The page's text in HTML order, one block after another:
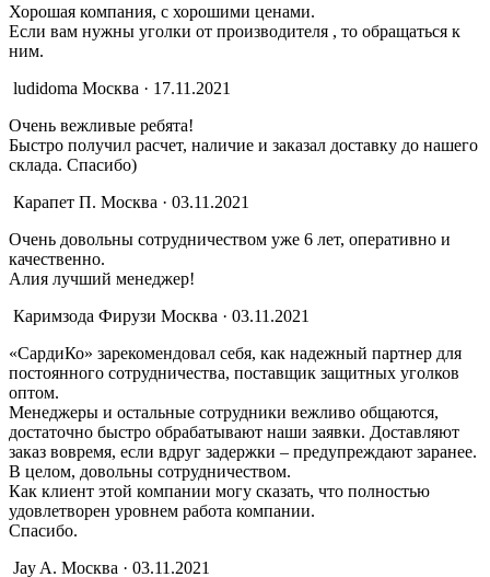
Хорошая компания, с хорошими ценами.
Если вам нужны уголки от производителя , то обращаться к
ним.
ludidoma Москва · 17.11.2021
Очень вежливые ребята!
Быстро получил расчет, наличие и заказал доставку до нашего
склада. Спасибо)
Карапет П. Москва · 03.11.2021
Очень довольны сотрудничеством уже 6 лет, оперативно и
качественно.
Алия лучший менеджер!
Каримзода Фирузи Москва · 03.11.2021
«СардиКо» зарекомендовал себя, как надежный партнер для
постоянного сотрудничества, поставщик защитных уголков
оптом.
Менеджеры и остальные сотрудники вежливо общаются,
достаточно быстро обрабатывают наши заявки. Доставляют
заказ вовремя, если вдруг задержки – предупреждают заранее.
В целом, довольны сотрудничеством.
Как клиент этой компании могу сказать, что полностью
удовлетворен уровнем работа компании.
Спасибо.
Jay A. Москва · 03.11.2021